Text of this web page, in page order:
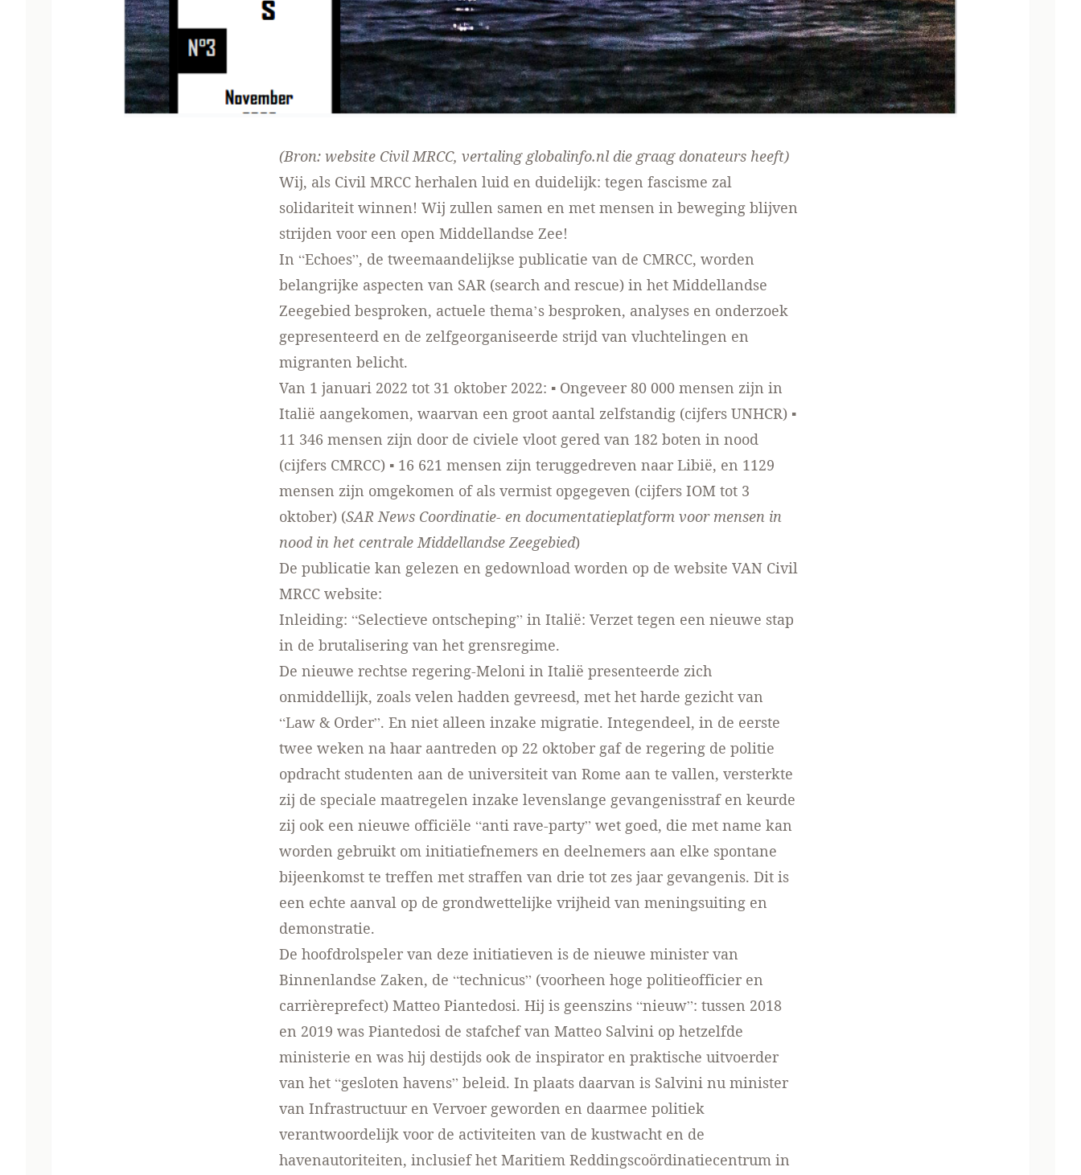
(Bron: website Civil MRCC, vertaling globalinfo.nl die graag donateurs heeft)
Wij, als Civil MRCC herhalen luid en duidelijk: tegen fascisme zal
solidariteit winnen! Wij zullen samen en met mensen in beweging blijven
strijden voor een open Middellandse Zee!
In “Echoes”, de tweemaandelijkse publicatie van de CMRCC, worden
belangrijke aspecten van SAR (search and rescue) in het Middellandse
Zeegebied besproken, actuele thema’s besproken, analyses en onderzoek
gepresenteerd en de zelfgeorganiseerde strijd van vluchtelingen en
migranten belicht.
Van 1 januari 2022 tot 31 oktober 2022: ▪ Ongeveer 80 000 mensen zijn in
Italië aangekomen, waarvan een groot aantal zelfstandig (cijfers UNHCR) ▪
11 346 mensen zijn door de civiele vloot gered van 182 boten in nood
(cijfers CMRCC) ▪ 16 621 mensen zijn teruggedreven naar Libië, en 1129
mensen zijn omgekomen of als vermist opgegeven (cijfers IOM tot 3
oktober) (SAR News Coordinatie- en documentatieplatform voor mensen in
nood in het centrale Middellandse Zeegebied)
De publicatie kan gelezen en gedownload worden op de website VAN Civil
MRCC website:
Inleiding: “Selectieve ontscheping” in Italië: Verzet tegen een nieuwe stap
in de brutalisering van het grensregime.
De nieuwe rechtse regering-Meloni in Italië presenteerde zich
onmiddellijk, zoals velen hadden gevreesd, met het harde gezicht van
“Law & Order”. En niet alleen inzake migratie. Integendeel, in de eerste
twee weken na haar aantreden op 22 oktober gaf de regering de politie
opdracht studenten aan de universiteit van Rome aan te vallen, versterkte
zij de speciale maatregelen inzake levenslange gevangenisstraf en keurde
zij ook een nieuwe officiële “anti rave-party” wet goed, die met name kan
worden gebruikt om initiatiefnemers en deelnemers aan elke spontane
bijeenkomst te treffen met straffen van drie tot zes jaar gevangenis. Dit is
een echte aanval op de grondwettelijke vrijheid van meningsuiting en
demonstratie.
De hoofdrolspeler van deze initiatieven is de nieuwe minister van
Binnenlandse Zaken, de “technicus” (voorheen hoge politieofficier en
carrièreprefect) Matteo Piantedosi. Hij is geenszins “nieuw”: tussen 2018
en 2019 was Piantedosi de stafchef van Matteo Salvini op hetzelfde
ministerie en was hij destijds ook de inspirator en praktische uitvoerder
van het “gesloten havens” beleid. In plaats daarvan is Salvini nu minister
van Infrastructuur en Vervoer geworden en daarmee politiek
verantwoordelijk voor de activiteiten van de kustwacht en de
havenautoriteiten, inclusief het Maritiem Reddingscoördinatiecentrum in